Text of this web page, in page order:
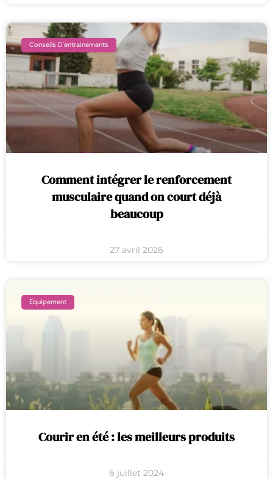
Conseils D'entrainements
Comment intégrer le renforcement
musculaire quand on court déjà
beaucoup
27 avril 2026
Equipement
Courir en été : les meilleurs produits
6 juillet 2024